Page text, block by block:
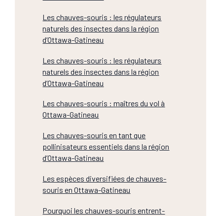
Les chauves-souris : les régulateurs
naturels des insectes dans la région
d’Ottawa-Gatineau
Les chauves-souris : les régulateurs
naturels des insectes dans la région
d’Ottawa-Gatineau
Les chauves-souris : maîtres du vol à
Ottawa-Gatineau
Les chauves-souris en tant que
pollinisateurs essentiels dans la région
d’Ottawa-Gatineau
Les espèces diversifiées de chauves-
souris en Ottawa-Gatineau
Pourquoi les chauves-souris entrent-